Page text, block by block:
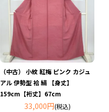
（中古） 小紋 紅梅 ピンク カジュ
アル 伊勢型 袷 絹 【身丈】
159cm【裄丈】67cm
33,000円(税込)